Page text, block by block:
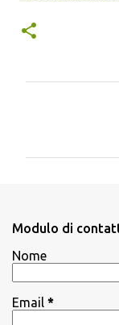
i
Modulo di
Nome
Email *